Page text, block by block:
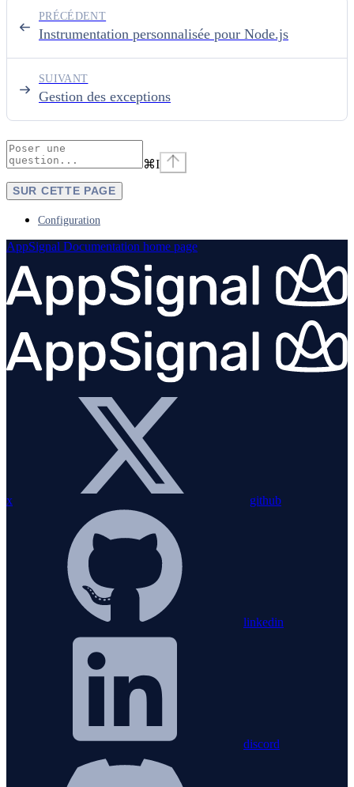
Instrumentation personnalisée pour Node.js
PRÉCÉDENT
Gestion des exceptions
SUIVANT
⌘I
SUR CETTE PAGE
Configuration
AppSignal Documentation home page
x github
linkedin
discord